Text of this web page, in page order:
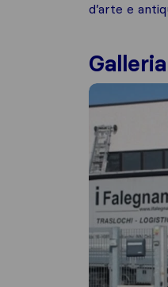
d’arte e
Galleria